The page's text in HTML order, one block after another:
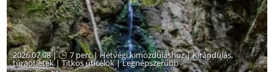
2026.07.08 | 7 perc|Hétvégi kimozduláshoz|Kirándulás,
túraötletek|Titkos úticélok|Legnépszerűbb